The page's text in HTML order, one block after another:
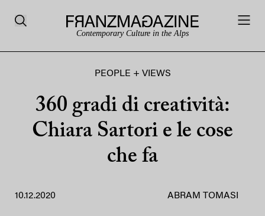
Contemporary Culture in the Alps
PEOPLE + VIEWS
360 gradi di creatività:
Chiara Sartori e le cose
che fa
10.12.2020 ABRAM TOMASI